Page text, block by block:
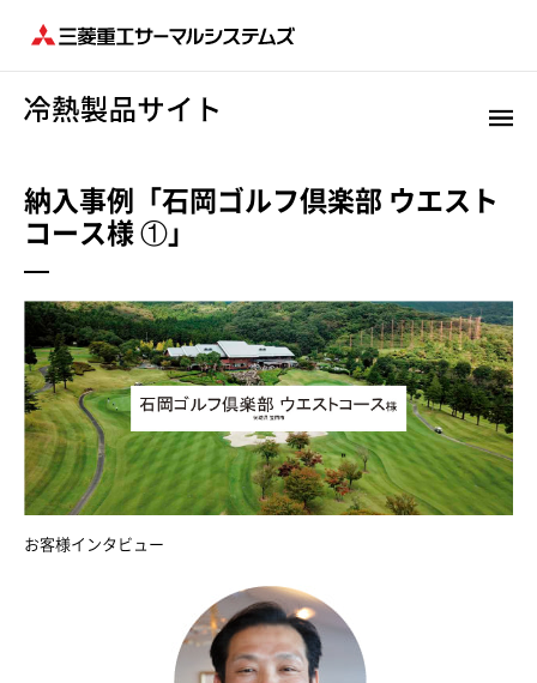
納入事例「石岡ゴルフ倶楽部 ウエスト
コース様 ①」
お客様インタビュー